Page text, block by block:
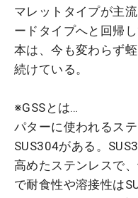
マレットタイプが主
ードタイプへと回帰
本は、今も変わらず
続けている。
※GSSとは…
パターに使われるス
SUS304がある。
高めたステンレスで
で耐食性や溶接性は